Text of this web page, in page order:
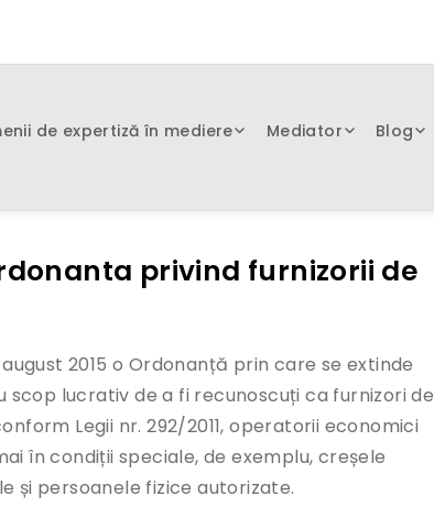
de expertiză în mediere Mediator Blog
privind furnizorii de
2015 o Ordonanță prin care se extinde
lucrativ de a fi recunoscuți ca furnizori de
Legii nr. 292/2011, operatorii economici
în condiții speciale, de exemplu, creșele
și persoanele fizice autorizate.